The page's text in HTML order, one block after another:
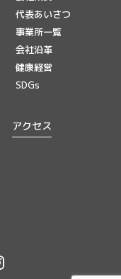
代表あいさつ
事業所一覧
会社沿革
健康経営
SDGs
アクセス